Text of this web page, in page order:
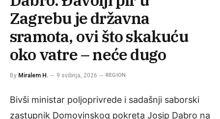
Zagrebu je državna
sramota, ovi što skakuću
oko vatre – neće dugo
By Miralem H. 9 svibnja, 2026 REGION
Bivši ministar poljoprivrede i sadašnji saborski
zastupnik Domovinskog pokreta Josip Dabro na